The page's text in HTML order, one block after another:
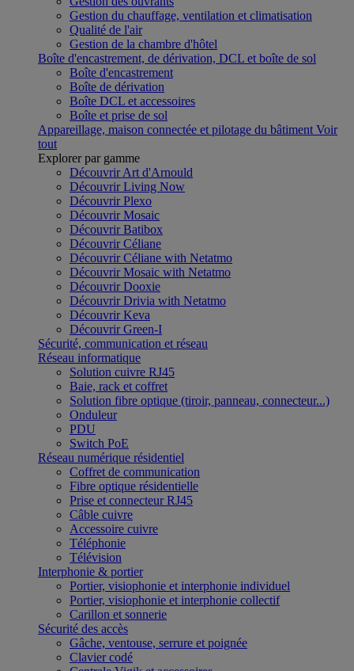
Gestion du chauffage, ventilation et climatisation
Qualité de l'air
Gestion de la chambre d'hôtel
Boîte d'encastrement, de dérivation, DCL et boîte de sol
Boîte d'encastrement
Boîte de dérivation
Boîte DCL et accessoires
Boîte et prise de sol
Appareillage, maison connectée et pilotage du bâtiment Voir
tout
Explorer par gamme
Découvrir Art d'Arnould
Découvrir Living Now
Découvrir Plexo
Découvrir Mosaic
Découvrir Batibox
Découvrir Céliane
Découvrir Céliane with Netatmo
Découvrir Mosaic with Netatmo
Découvrir Dooxie
Découvrir Drivia with Netatmo
Découvrir Keva
Découvrir Green-I
Sécurité, communication et réseau
Réseau informatique
Solution cuivre RJ45
Baie, rack et coffret
Solution fibre optique (tiroir, panneau, connecteur...)
Onduleur
PDU
Switch PoE
Réseau numérique résidentiel
Coffret de communication
Fibre optique résidentielle
Prise et connecteur RJ45
Câble cuivre
Accessoire cuivre
Téléphonie
Télévision
Interphonie & portier
Portier, visiophonie et interphonie individuel
Portier, visiophonie et interphonie collectif
Carillon et sonnerie
Sécurité des accès
Gâche, ventouse, serrure et poignée
Clavier codé